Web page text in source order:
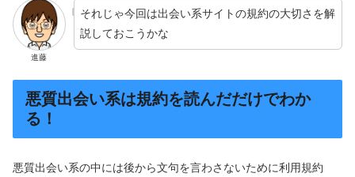
進藤
それじゃ今回は出会い系サイトの規約の大切さを解
説しておこうかな
悪質出会い系は規約を読んだだけでわか
る！
悪質出会い系の中には後から文句を言わさないために利用規約